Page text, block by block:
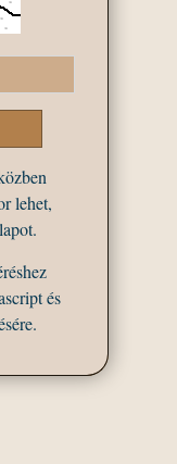
lehet,
és